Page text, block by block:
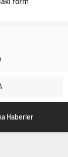
Haberler